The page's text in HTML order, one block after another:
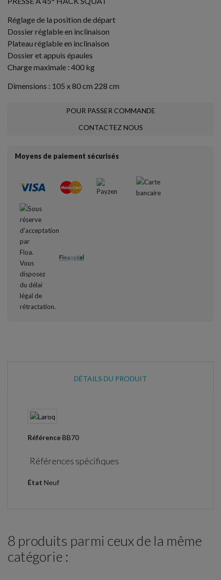
Réglage de la position de départ
Dossier réglable en inclinaison
Plateau réglable en inclinaison
Dossier et appuis épaules
Charge maximale : 400 kg
Dimensions : 105 x 80 cm 228 cm
POUR PASSER COMMANDE
CONTACTEZ NOUS
Moyens de paiement sécurisés
DÉTAILS DU PRODUIT
RéférenceBB70
Références spécifiques
État Neuf
8 produits parmi ceux de la même
catégorie :